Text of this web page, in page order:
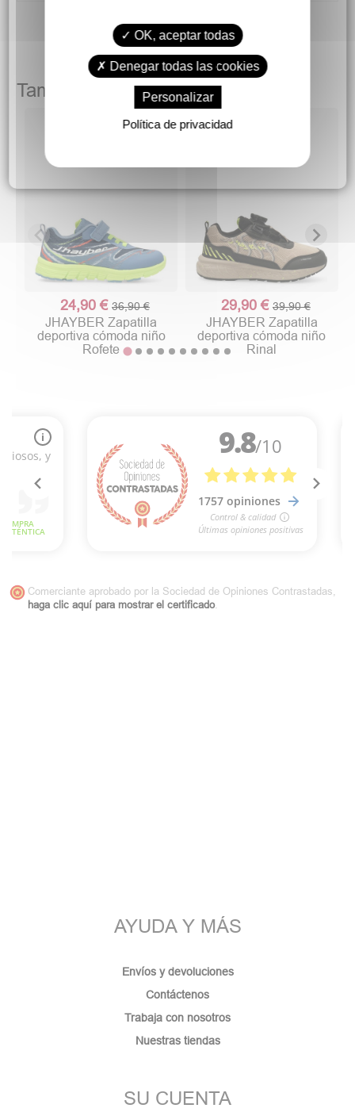
También podría gustarte
24,90 €36,90 €
JHAYBER Zapatilla
deportiva cómoda niño
Rofete
29,90 € 39,90 €
JHAYBER Zapatilla
deportiva cómoda niño
Rinal
Comerciante aprobado por la Sociedad de Opiniones Contrastadas,
haga clic aquí para mostrar el certificado.
AYUDA Y MÁS
Envíos y devoluciones
Contáctenos
Trabaja con nosotros
Nuestras tiendas
SU CUENTA
OK, aceptar todas
Denegar todas las cookies
Personalizar
Política de privacidad